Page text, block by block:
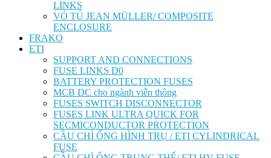
LINKS
VỎ TỦ JEAN MÜLLER/ COMPOSITE
ENCLOSURE
FRAKO
ETI
SUPPORT AND CONNECTIONS
FUSE LINKS D0
BATTERY PROTECTION FUSES
MCB DC cho ngành viễn thông
FUSES SWITCH DISCONNECTOR
FUSES LINK ULTRA QUICK FOR
SECMICONDUCTOR PROTECTION
CẦU CHÌ ỐNG HÌNH TRỤ / ETI CYLINDRICAL
FUSE